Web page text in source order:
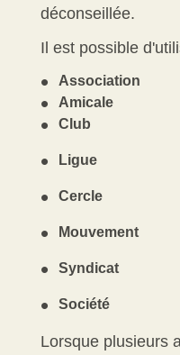
déconseillée.
Il est possible
Association
Amicale
Club
Ligue
Cercle
Mouvement
Syndicat
Société
Lorsque plusieurs